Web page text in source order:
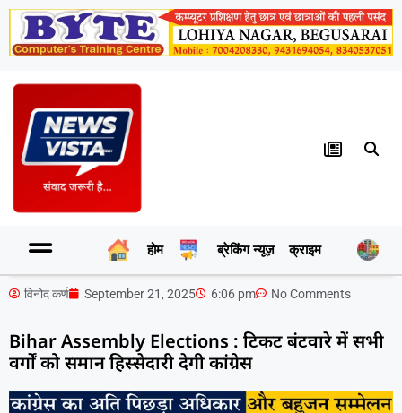
होम ब्रेकिंग न्यूज़ क्राइम
विनोद कर्ण September 21, 2025 6:06 pm No Comments
Bihar Assembly Elections : टिकट बंटवारे में सभी
वर्गों को समान हिस्सेदारी देगी कांग्रेस